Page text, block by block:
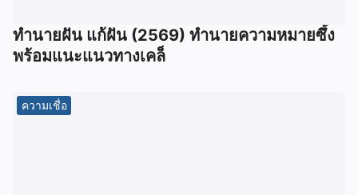
ทํานายฝัน แก้ฝัน (2569) ทํานายความหมายซึ้ง
พร้อมแนะแนวทางเคล็
ความเชื่อ